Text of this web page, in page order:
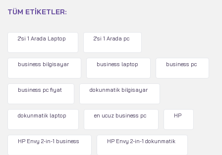
TÜM ETIKETLER:
2'si 1 Arada Laptop 2'si 1 Arada pc
business bilgisayar business laptop business pc
business pc fiyat dokunmatik bilgisayar
dokunmatik laptop en ucuz business pc HP
HP Envy 2-in-1 business HP Envy 2-in-1 dokunmatik